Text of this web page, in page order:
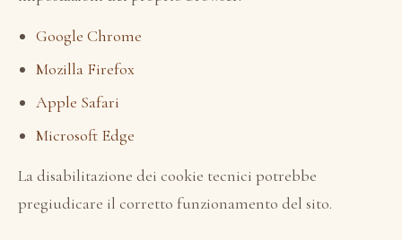
Google Chrome
Mozilla Firefox
Apple Safari
Microsoft Edge
La disabilitazione dei cookie tecnici potrebbe
pregiudicare il corretto funzionamento del sito.